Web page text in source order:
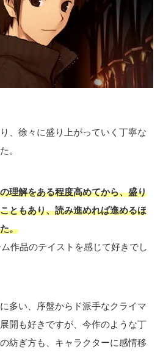
、徐々に盛り上がっていく丁寧な
。
理解をある程度高めてから、盛り
ともあり、読み進めれば進めるほ
。
ム作品のテイストを感じて好きでし
多い、序盤からド派手なクライマ
開も好きですが、今作のような丁
紡ぎ方も、キャラクターに感情移